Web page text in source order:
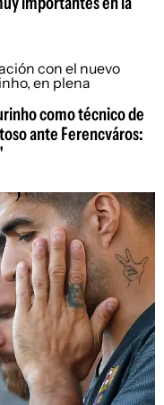
como técnico de
ante Ferencváros: